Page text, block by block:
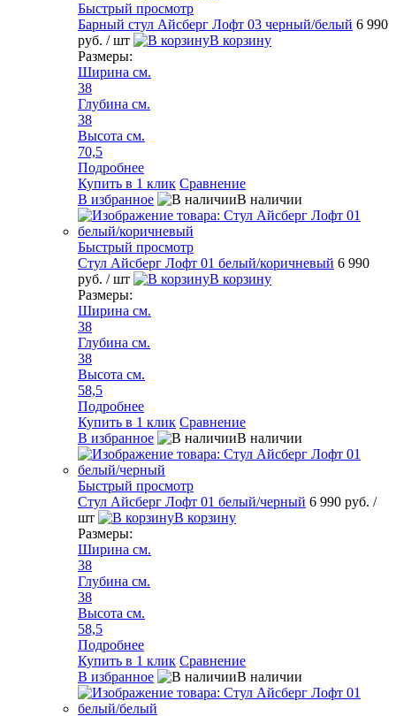
Быстрый просмотр
Барный стул Айсберг Лофт 03 черный/белый 6 990
руб. / шт
В корзину
Размеры:
Ширина см.
38
Глубина см.
38
Высота см.
70,5
Подробнее
Купить в 1 клик Сравнение
В избранное
В наличии
Быстрый просмотр
Стул Айсберг Лофт 01 белый/коричневый 6 990
руб. / шт
В корзину
Размеры:
Ширина см.
38
Глубина см.
38
Высота см.
58,5
Подробнее
Купить в 1 клик Сравнение
В избранное
В наличии
Быстрый просмотр
Стул Айсберг Лофт 01 белый/черный 6 990 руб. /
шт
В корзину
Размеры:
Ширина см.
38
Глубина см.
38
Высота см.
58,5
Подробнее
Купить в 1 клик Сравнение
В избранное
В наличии